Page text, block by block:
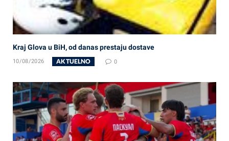
Kraj Glova u BiH, od danas prestaju dostave
10/08/2026 AKTUELNO 0